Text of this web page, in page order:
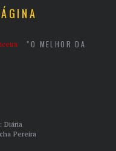
"O MELHOR DA
Diária
Pereira